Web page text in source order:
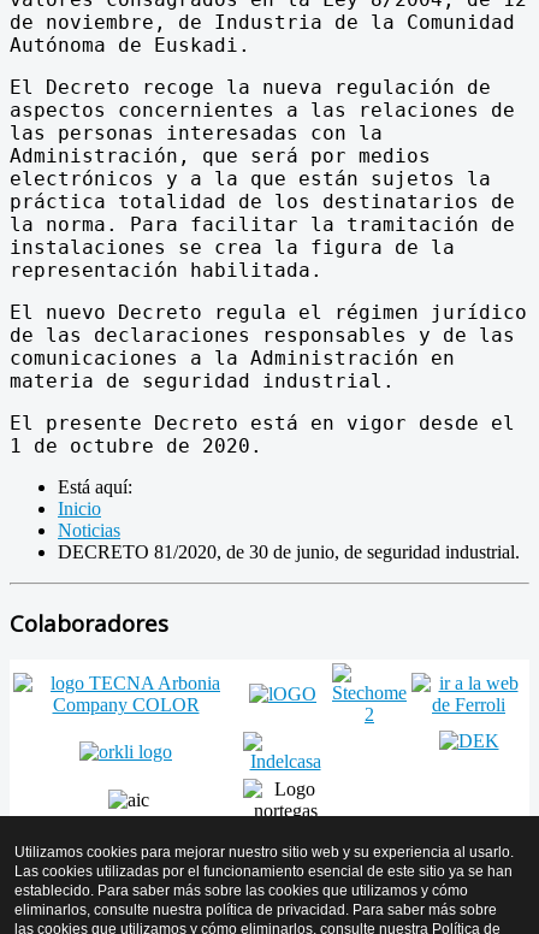
de noviembre, de Industria de la Comunidad
Autónoma de Euskadi.
El Decreto recoge la nueva regulación de
aspectos concernientes a las relaciones de
las personas interesadas con la
Administración, que será por medios
electrónicos y a la que están sujetos la
práctica totalidad de los destinatarios de
la norma. Para facilitar la tramitación de
instalaciones se crea la figura de la
representación habilitada.
El nuevo Decreto regula el régimen jurídico
de las declaraciones responsables y de las
comunicaciones a la Administración en
materia de seguridad industrial.
El presente Decreto está en vigor desde el
1 de octubre de 2020.
Está aquí:
Inicio
Noticias
DECRETO 81/2020, de 30 de junio, de seguridad industrial.
Colaboradores
Volver arriba
Utilizamos cookies para mejorar nuestro sitio web y su experiencia al usarlo.
Las cookies utilizadas por el funcionamiento esencial de este sitio ya se han
establecido. Para saber más sobre las cookies que utilizamos y cómo
eliminarlos, consulte nuestra política de privacidad. Para saber más sobre
las cookies que utilizamos y cómo eliminarlos, consulte nuestra Política de